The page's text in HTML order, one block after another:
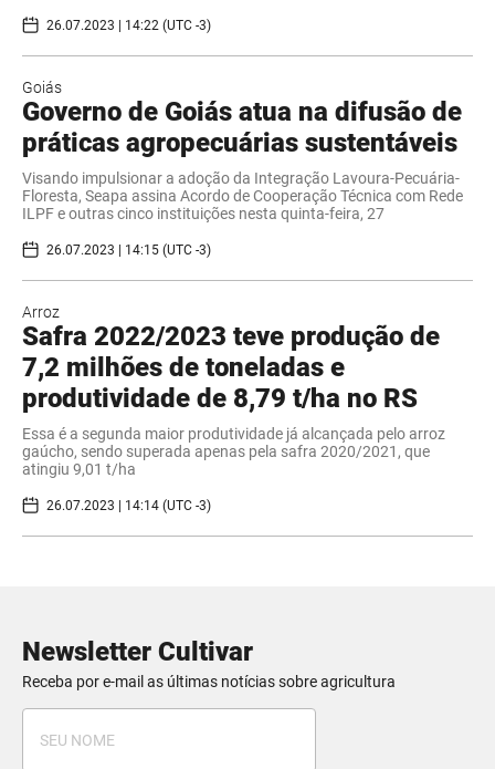
26.07.2023 | 14:22 (UTC -3)
Goiás
Governo de Goiás atua na difusão de
práticas agropecuárias sustentáveis
Visando impulsionar a adoção da Integração Lavoura-Pecuária-
Floresta, Seapa assina Acordo de Cooperação Técnica com Rede
ILPF e outras cinco instituições nesta quinta-feira, 27
26.07.2023 | 14:15 (UTC -3)
Arroz
Safra 2022/2023 teve produção de
7,2 milhões de toneladas e
produtividade de 8,79 t/ha no RS
Essa é a segunda maior produtividade já alcançada pelo arroz
gaúcho, sendo superada apenas pela safra 2020/2021, que
atingiu 9,01 t/ha
26.07.2023 | 14:14 (UTC -3)
Newsletter Cultivar
Receba por e-mail as últimas notícias sobre agricultura